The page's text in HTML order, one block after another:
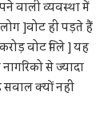
वाली व्यवस्था में
]वोट ही पड़ते हैं
वोट मिले ] यह
से ज्यादा
क्यों नहीं